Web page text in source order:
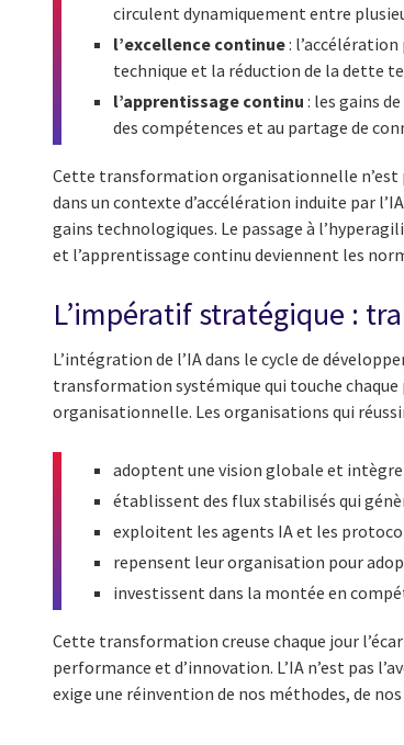
circulent dynamiquement entre
l’excellence continue:
technique et la réduction de la dette
l’apprentissage continu : les gains
des compétences et au partage de
Cette transformation organisationnelle n’est
dans un contexte d’accélération induite par
gains technologiques. Le passage à
et l’apprentissage continu deviennent les
L’impératif stratégique :
L’intégration de l’IA dans le cycle de
transformation systémique qui touche
organisationnelle. Les organisations qui
adoptent une vision globale et
établissent des flux stabilisés qui
exploitent les agents IA et les
repensent leur organisation pour
investissent dans la montée en
Cette transformation creuse chaque jour
performance et d’innovation. L’IA n’est pas
exige une réinvention de nos méthodes, de